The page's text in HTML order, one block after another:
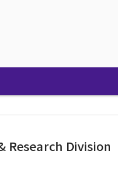
Division